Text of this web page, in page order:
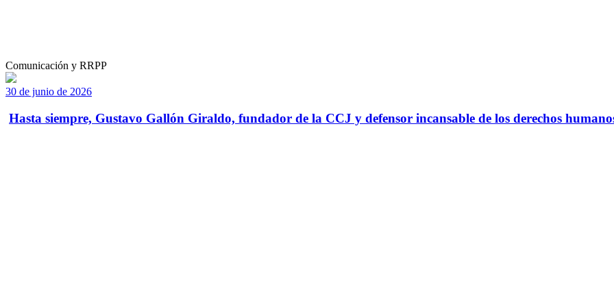
Comunicación y RRPP
30 de junio de 2026
Hasta siempre, Gustavo Gallón Giraldo, fundador de la CCJ y defensor incansable de los derechos